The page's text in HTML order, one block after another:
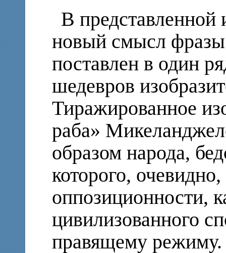
В представленной
новый смысл
поставлен в один
шедевров
Тиражированное
раба»
образом народа,
которого,
оппозиционности,
цивилизованного
правящему режиму.